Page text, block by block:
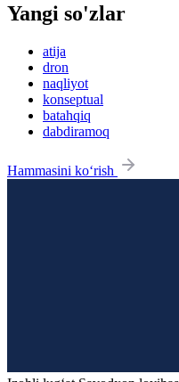
Yangi so'zlar
atija
dron
naqliyot
konseptual
batahqiq
dabdiramoq
Hammasini ko‘rish